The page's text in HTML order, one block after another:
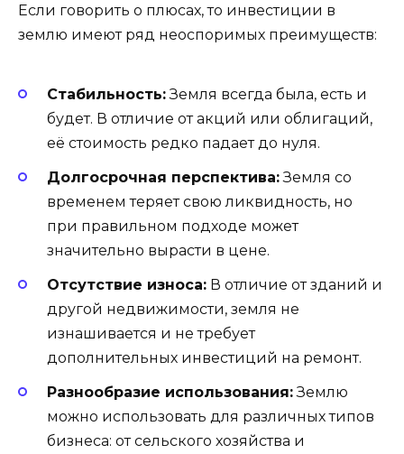
Если говорить о плюсах, то инвестиции в
землю имеют ряд неоспоримых преимуществ:
Стабильность:Земля всегда была, есть и
будет. В отличие от акций или облигаций,
её стоимость редко падает до нуля.
Долгосрочная перспектива:Земля со
временем теряет свою ликвидность, но
при правильном подходе может
значительно вырасти в цене.
Отсутствие износа: В отличие от зданий и
другой недвижимости, земля не
изнашивается и не требует
дополнительных инвестиций на ремонт.
Разнообразие использования:Землю
можно использовать для различных типов
бизнеса: от сельского хозяйства и